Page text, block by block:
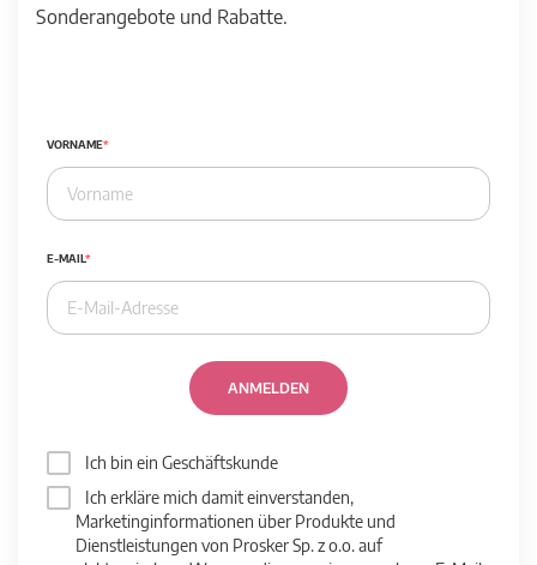
Sonderangebote und Rabatte.
VORNAME
E-MAIL
ANMELDEN
Ich bin ein Geschäftskunde
Ich erkläre mich damit einverstanden,
Marketinginformationen über Produkte und
Dienstleistungen von Prosker Sp. z o.o. auf